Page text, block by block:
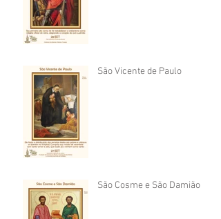
São Vicente de Paulo
São Cosme e São Damião